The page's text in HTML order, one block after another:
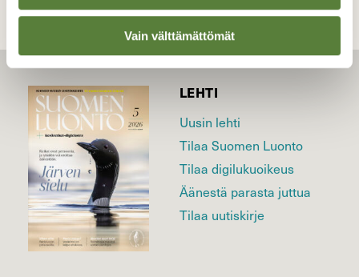
Vain välttämättömät
LEHTI
Uusin lehti
Tilaa Suomen Luonto
Tilaa digilukuoikeus
Äänestä parasta juttua
Tilaa uutiskirje